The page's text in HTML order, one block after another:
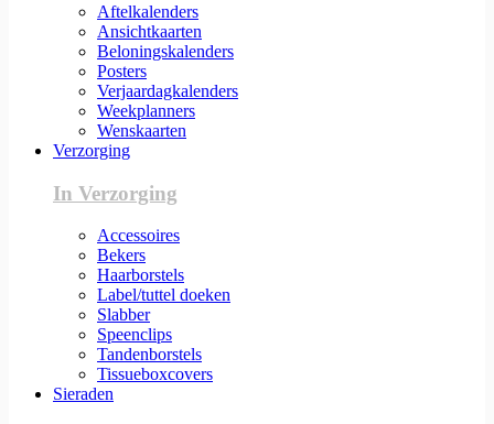
Aftelkalenders
Ansichtkaarten
Beloningskalenders
Posters
Verjaardagkalenders
Weekplanners
Wenskaarten
Verzorging
In Verzorging
Accessoires
Bekers
Haarborstels
Label/tuttel doeken
Slabber
Speenclips
Tandenborstels
Tissueboxcovers
Sieraden